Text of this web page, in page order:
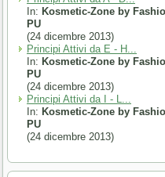
In: Kosmetic-Zone by
PU
(24 dicembre 2013)
Principi Attivi da E - H...
In: Kosmetic-Zone by
PU
(24 dicembre 2013)
Principi Attivi da I - L...
In: Kosmetic-Zone by
PU
(24 dicembre 2013)